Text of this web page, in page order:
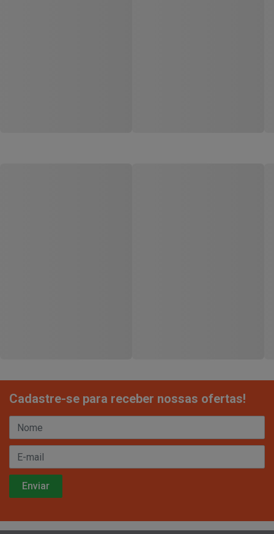
Cadastre-se para receber nossas ofertas!